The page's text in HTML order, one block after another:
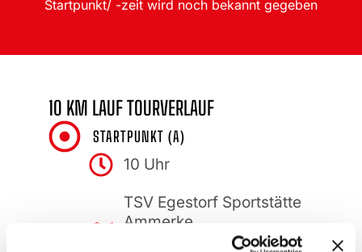
Startpunkt/ -zeit wird noch bekannt gegeben
10 KM LAUF TOURVERLAUF
STARTPUNKT (A)
10 Uhr​
TSV Egestorf Sportstätte
Ammerke
30890 Barsinghausen-